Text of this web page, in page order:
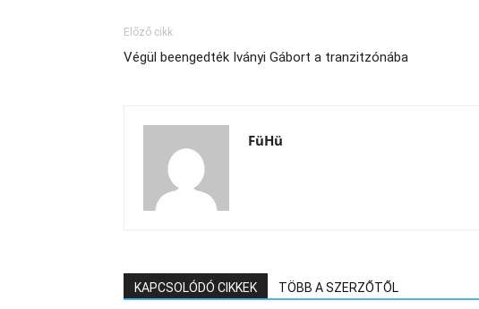
Előző cikk
Végül beengedték Iványi Gábort a tranzitzónába
FüHü
KAPCSOLÓDÓ CIKKEK TÖBB A SZERZŐTŐL